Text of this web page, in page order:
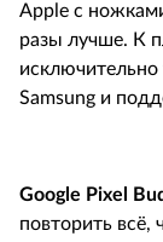
Apple с
разы лучше. К
исключительно
Samsung и
Google Pixel
повторить всё,